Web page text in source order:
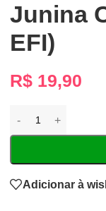
Junina
EFI)
R$19,90
Adicionar à